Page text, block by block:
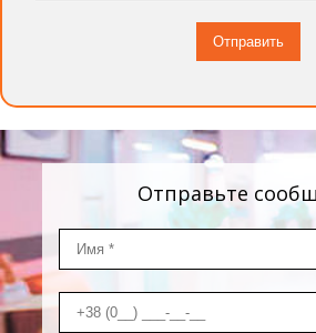
Отправьте